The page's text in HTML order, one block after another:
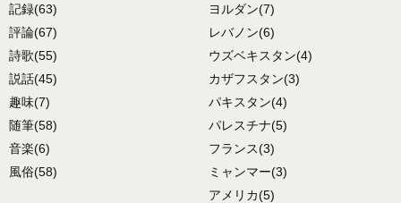
記録(63)
評論(67)
詩歌(55)
説話(45)
趣味(7)
随筆(58)
音楽(6)
風俗(58)
ヨルダン(7)
レバノン(6)
ウズベキスタン(4)
カザフスタン(3)
パキスタン(4)
パレスチナ(5)
フランス(3)
ミャンマー(3)
アメリカ(5)